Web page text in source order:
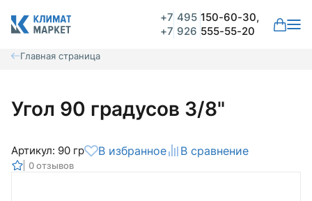
+7 495 150-60-30,
+7 926 555-55-20
Главная страница
Угол 90 градусов 3/8"
Артикул: 90 гр В избранное В сравнение
0 отзывов